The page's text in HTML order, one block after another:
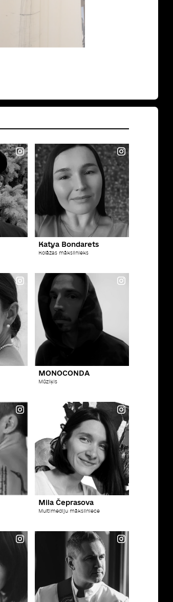
Katya Bondarets
Kolāžas mākslinieks
MONOCONDA
Mūziķis
Mila Čeprasova
Multimediju māksliniece